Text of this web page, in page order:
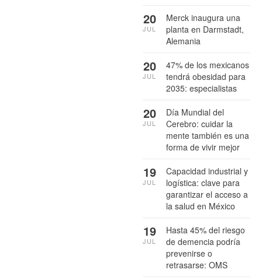
Merck inaugura una
planta en Darmstadt,
Alemania
20
JUL
47% de los mexicanos
tendrá obesidad para
2035: especialistas
20
JUL
Día Mundial del
Cerebro: cuidar la
mente también es una
forma de vivir mejor
20
JUL
Capacidad industrial y
logística: clave para
garantizar el acceso a
la salud en México
19
JUL
Hasta 45% del riesgo
de demencia podría
prevenirse o
retrasarse: OMS
19
JUL